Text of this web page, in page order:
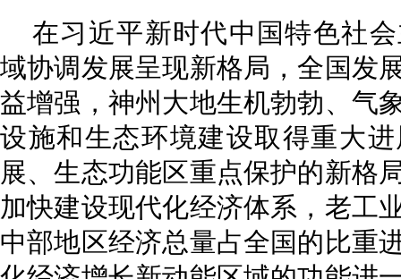
在习近平新时代中国特色社
域协调发展呈现新格局，全国发
益增强，神州大地生机勃勃、气
设施和生态环境建设取得重大
展、生态功能区重点保护的新格
加快建设现代化经济体系，老工
中部地区经济总量占全国的比重